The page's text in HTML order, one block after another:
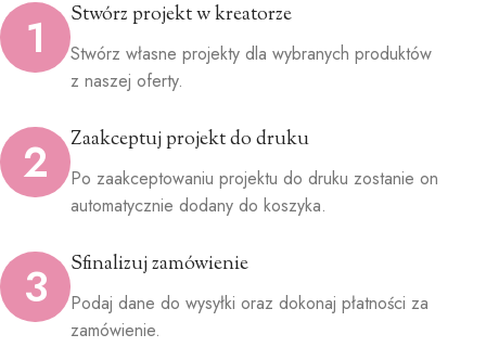
1 Stwórz projekt w kreatorze
Stwórz własne projekty dla wybranych produktów
z naszej oferty.
2 Zaakceptuj projekt do druku
Po zaakceptowaniu projektu do druku zostanie on
automatycznie dodany do koszyka.
3 Sfinalizuj zamówienie
Podaj dane do wysyłki oraz dokonaj płatności za
zamówienie.